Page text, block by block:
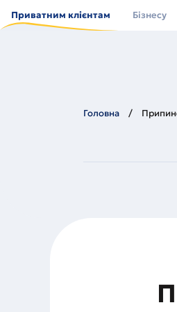
основного
Приватним клієнтам Бізнесу
Головна